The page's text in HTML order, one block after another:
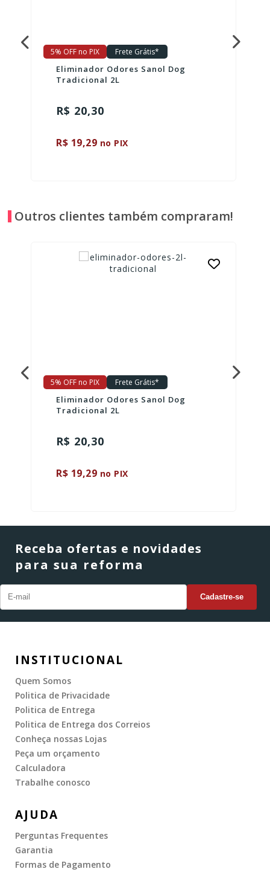
5% OFF no PIX Frete Grátis*
Eliminador Odores Sanol Dog
Tradicional 2L
R$ 20,30
R$ 19,29 no PIX
Outros clientes também compraram!
5% OFF no PIX Frete Grátis*
Eliminador Odores Sanol Dog
Tradicional 2L
R$ 20,30
R$ 19,29 no PIX
Receba ofertas e novidades
para sua reforma
INSTITUCIONAL
Quem Somos
Politica de Privacidade
Politica de Entrega
Politica de Entrega dos Correios
Conheça nossas Lojas
Peça um orçamento
Calculadora
Trabalhe conosco
AJUDA
Perguntas Frequentes
Garantia
Formas de Pagamento